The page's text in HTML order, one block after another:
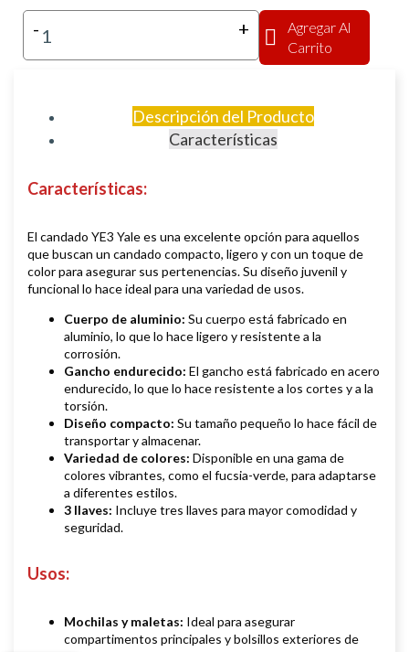
- +
Agregar Al
Carrito
Descripción del Producto
Características
Características:
El candado YE3 Yale es una excelente opción para aquellos
que buscan un candado compacto, ligero y con un toque de
color para asegurar sus pertenencias. Su diseño juvenil y
funcional lo hace ideal para una variedad de usos.
Cuerpo de aluminio: Su cuerpo está fabricado en
aluminio, lo que lo hace ligero y resistente a la
corrosión.
Gancho endurecido: El gancho está fabricado en acero
endurecido, lo que lo hace resistente a los cortes y a la
torsión.
Diseño compacto: Su tamaño pequeño lo hace fácil de
transportar y almacenar.
Variedad de colores: Disponible en una gama de
colores vibrantes, como el fucsia-verde, para adaptarse
a diferentes estilos.
3 llaves: Incluye tres llaves para mayor comodidad y
seguridad.
Usos:
Mochilas y maletas: Ideal para asegurar
compartimentos principales y bolsillos exteriores de